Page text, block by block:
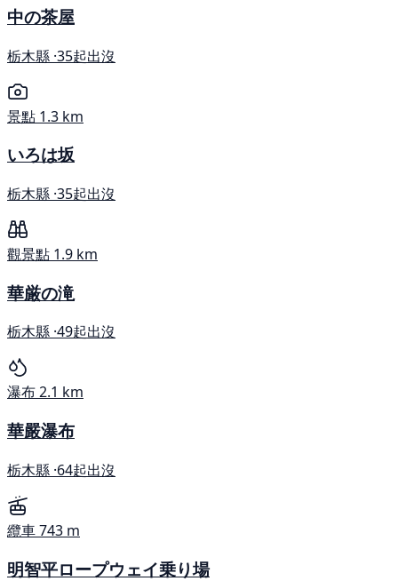
中の茶屋
栃木縣 ·35起出沒
景點 1.3 km
いろは坂
栃木縣 ·35起出沒
觀景點 1.9 km
華厳の滝
栃木縣 ·49起出沒
瀑布2.1 km
華嚴瀑布
栃木縣 ·64起出沒
纜車743 m
明智平ロープウェイ乗り場